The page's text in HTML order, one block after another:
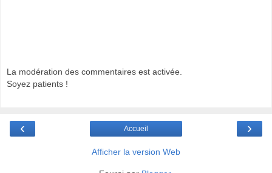
La modération des commentaires est activée.
Soyez patients !
‹ ›
Accueil
Afficher la version Web